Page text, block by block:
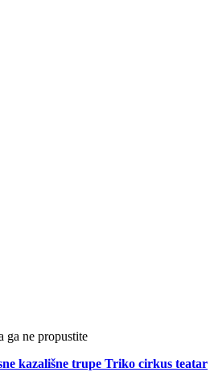
ga ne propustite
kazališne trupe Triko cirkus teatar